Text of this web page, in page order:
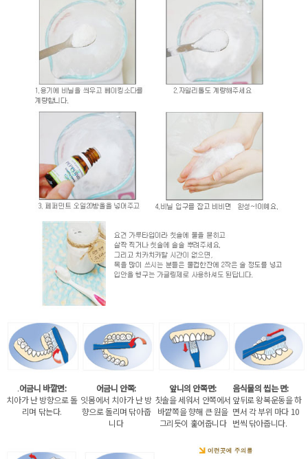
.어금니 바깥면:
치아가 난 방향으로 돌
리며 닦는다.
어금니 안쪽:
잇몸에서 치아가 난 방
향으로 돌리며 닦아줍
니다
앞니의 안쪽면:
칫솔을 세워서 안쪽에서
바깥쪽을 향해 큰 원을
그리듯이 훑어줍니다
음식물의 씹는 면:
앞뒤로 왕복운동을 하
면서 각 부위 마다 10
번씩 닦아줍니다.